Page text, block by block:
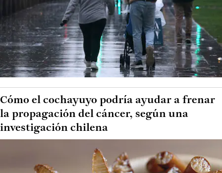
Cómo el cochayuyo podría ayudar a frenar
la propagación del cáncer, según una
investigación chilena